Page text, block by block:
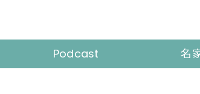
Podcast 名